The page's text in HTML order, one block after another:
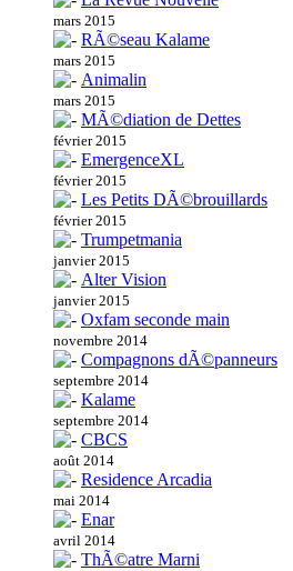
mars 2015
RÃ©seau Kalame
mars 2015
Animalin
mars 2015
MÃ©diation de Dettes
février 2015
EmergenceXL
février 2015
Les Petits DÃ©brouillards
février 2015
Trumpetmania
janvier 2015
Alter Vision
janvier 2015
Oxfam seconde main
novembre 2014
Compagnons dÃ©panneurs
septembre 2014
Kalame
septembre 2014
CBCS
août 2014
Residence Arcadia
mai 2014
Enar
avril 2014
ThÃ©atre Marni